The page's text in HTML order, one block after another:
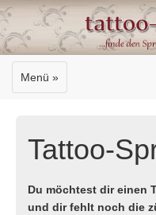
Menü »
Tattoo-
Du möchtest dir einen
und dir fehlt noch die